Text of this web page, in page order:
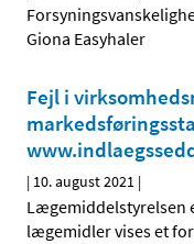
Giona Easyhaler
Fejl i
| 10. august 2021 |
Lægemiddelstyrelsen
lægemidler vises et